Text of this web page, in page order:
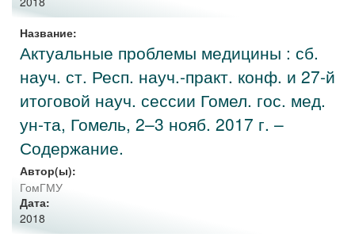
Название:
Актуальные проблемы медицины : сб.
науч. ст. Респ. науч.-практ. конф. и 27-й
итоговой науч. сессии Гомел. гос. мед.
ун-та, Гомель, 2–3 нояб. 2017 г. –
Содержание.
Автор(ы):
ГомГМУ
Дата:
2018